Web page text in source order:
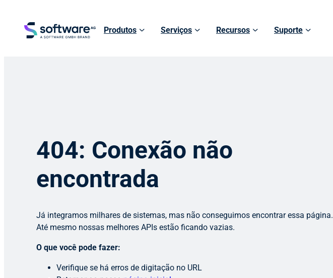
Produtos Serviços Recursos Suporte
404: Conexão não
encontrada
Já integramos milhares de sistemas, mas não conseguimos encontrar essa página.
Até mesmo nossas melhores APIs estão ficando vazias.
O que você pode fazer:
Verifique se há erros de digitação no URL